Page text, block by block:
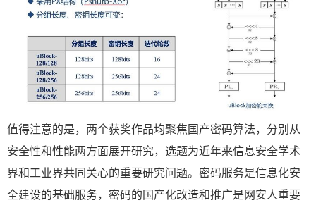
值得注意的是，两个获奖作品均聚焦国产密码算法，分别从
安全性和性能两方面展开研究，选题为近年来信息安全学术
界和工业界共同关心的重要研究问题。密码服务是信息化安
全建设的基础服务，密码的国产化改造和推广是网安人重要